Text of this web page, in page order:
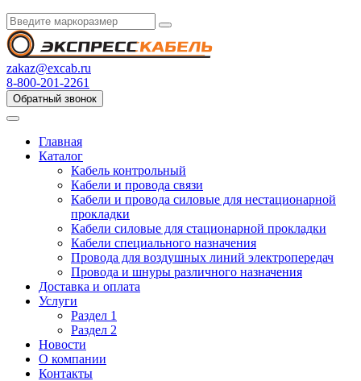
zakaz@excab.ru
8-800-201-2261
Обратный звонок
Главная
Каталог
Кабель контрольный
Кабели и провода связи
Кабели и провода силовые для нестационарной
прокладки
Кабели силовые для стационарной прокладки
Кабели специального назначения
Провода для воздушных линий электропередач
Провода и шнуры различного назначения
Доставка и оплата
Услуги
Раздел 1
Раздел 2
Новости
О компании
Контакты